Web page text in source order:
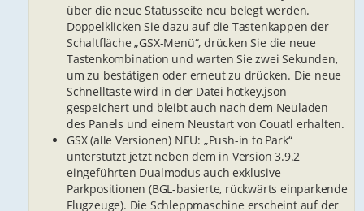
über die neue Statusseite neu belegt werden.
Doppelklicken Sie dazu auf die Tastenkappen der
Schaltfläche „GSX-Menü“, drücken Sie die neue
Tastenkombination und warten Sie zwei Sekunden,
um zu bestätigen oder erneut zu drücken. Die neue
Schnelltaste wird in der Datei hotkey.json
gespeichert und bleibt auch nach dem Neuladen
des Panels und einem Neustart von Couatl erhalten.
GSX (alle Versionen) NEU: „Push-in to Park“
unterstützt jetzt neben dem in Version 3.9.2
eingeführten Dualmodus auch exklusive
Parkpositionen (BGL-basierte, rückwärts einparkende
Flugzeuge). Die Schleppmaschine erscheint auf der